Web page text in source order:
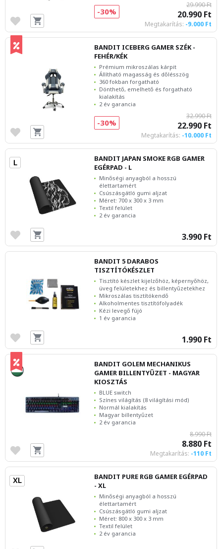
29.990 Ft
20.990 Ft
Megtakarítás: -9.000 Ft
-30%
BANDIT ICEBERG GAMER SZÉK -
FEHÉR/KÉK
Prémium mikroszálas kárpit
Állítható magasság és dőlésszög
360 fokban forgatható
Dönthető, emelhető és forgatható
kialakítás
2 év garancia
32.990 Ft
22.990 Ft
Megtakarítás: -10.000 Ft
-30%
BANDIT JAPAN SMOKE RGB GAMER
EGÉRPAD - L
Minőségi anyagból a hosszú
élettartamért
Csúszásgátló gumi aljzat
Méret: 700 x 300 x 3 mm
Textil felület
2 év garancia
3.990 Ft
BANDIT 5 DARABOS
TISZTÍTÓKÉSZLET
Tisztító készlet kijelzőhöz, képernyőhöz,
üveg felületekhez és billentyűzetekhez
Mikroszálas tisztítókendő
Alkoholmentes tisztítófolyadék
Kézi levegő fújó
1 év garancia
1.990 Ft
BANDIT GOLEM MECHANIKUS
GAMER BILLENTYŰZET - MAGYAR
KIOSZTÁS
BLUE switch
Színes világítás (8 világítási mód)
Normál kialakítás
Magyar billentyűzet
2 év garancia
8.990 Ft
8.880 Ft
Megtakarítás: -110 Ft
BANDIT PURE RGB GAMER EGÉRPAD
- XL
Minőségi anyagból a hosszú
élettartamért
Csúszásgátló gumi aljzat
Méret: 800 x 300 x 3 mm
Textil felület
2 év garancia